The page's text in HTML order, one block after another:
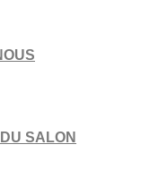
SALON